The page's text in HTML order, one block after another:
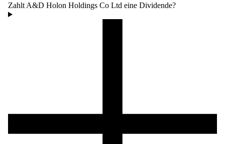
Zahlt A&D Holon Holdings Co Ltd eine Dividende?